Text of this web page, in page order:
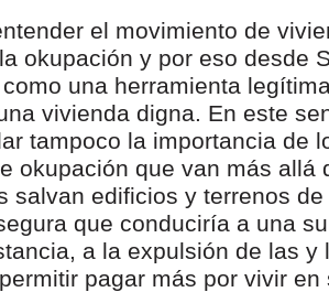
el movimiento de
okupación y por eso desde
una herramienta
vivienda digna. En este
tampoco la importancia de
okupación que van más allá
salvan edificios y terrenos de
que conduciría a una
a la expulsión de las y
pagar más por vivir en